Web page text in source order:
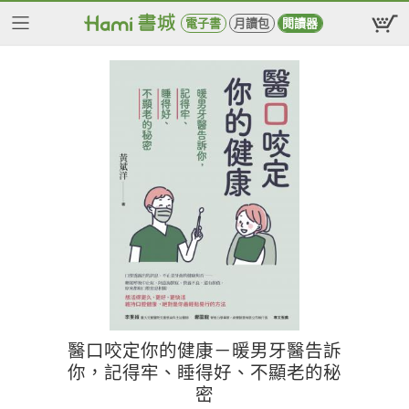
電子書 月讀包 閱讀器
醫口咬定你的健康－暖男牙醫告訴
你，記得牢、睡得好、不顯老的秘
密